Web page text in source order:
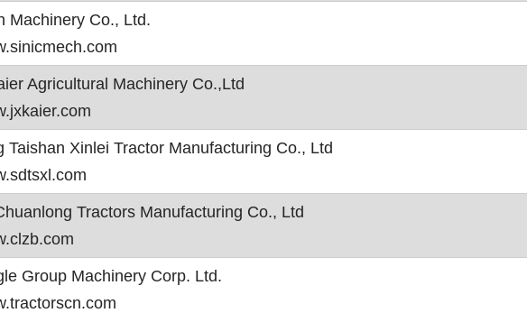
Machinery Co., Ltd.
Agricultural Machinery Co.,Ltd
Taishan Xinlei Tractor Manufacturing Co., Ltd
Tractors Manufacturing Co., Ltd
Group Machinery Corp. Ltd.